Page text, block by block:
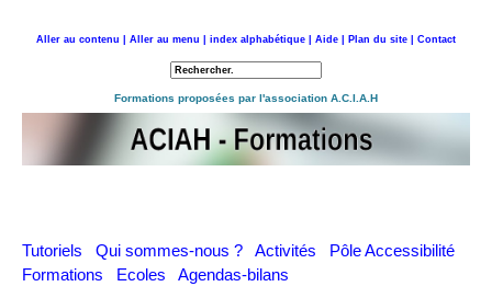
Aller au contenu | Aller au menu | index alphabétique | Aide | Plan du site | Contact
Formations proposées par l'association A.C.I.A.H
Tutoriels Qui sommes-nous ? Activités Pôle Accessibilité
Formations Ecoles Agendas-bilans